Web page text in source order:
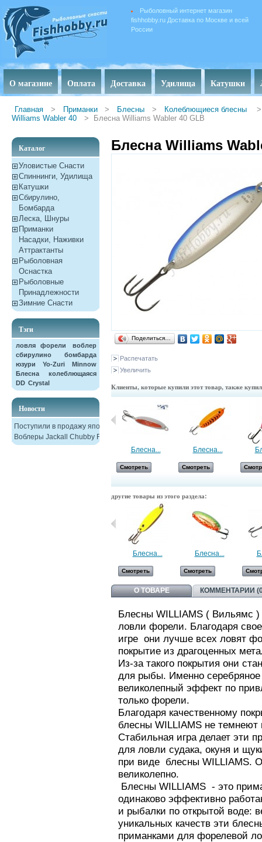
Рыболовный интернет магазин
fishhobby.ru Доставка по Москве и всей
России
О магазине Оплата Доставка Удилища Катушки
Главная > Приманки > Блесны > Колеблющиеся блесны
>
Williams Wabler 40
> Блесна Williams Wabler 40 GLB
Каталог
Уловистые Снасти
Спиннинги, Удилища
Катушки
Сбирулино,
Бомбарда
Леска, Шнуры
Приманки
Насадки, Наживки
Aттрактанты
Рыболовная
Оснастка
Рыболовные
Принадлежности
Зимние Снасти
Тэги
ловля форели
воблер
сбирулино
бомбарда
юзури
Yo-Zuri
Minnow
Блесна колеблющаяся
DD Crystal
Новости
Поступили в продажу японские
Воблеры Jackall Chubby F38
Блесна Williams
Поделиться…
Распечатать
Увеличить
Клиенты, которые купили этот товар, также
Блесна...
Смотреть
Блесна...
Смотреть
другие товары из этого раздела:
Блесна...
Смотреть
Блесна...
Смотреть
О ТОВАРЕ КОММЕНТАРИИ
Блесны WILLIAMS ( Вильямс
ловли форели. Благодаря
игре они лучше всех ловят
покрытие из драгоценных
Из-за такого покрытия они
для рыбы. Именно серебряное
великолепный эффект по
только форели.
Благодаря качественному
блесны WILLIAMS не
Стабильная игра делает эти
для ловли судака, окуня и
при виде блесны WILLIAMS.
великолепно.
Блесны WILLIAMS - это
одинаково эффективно
и рыбалки по открытой воде:
уникальных качеств эти
приманками для форелевой